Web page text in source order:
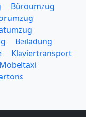
Büroumzug
Beiladung
Klaviertransport
Möbeltaxi